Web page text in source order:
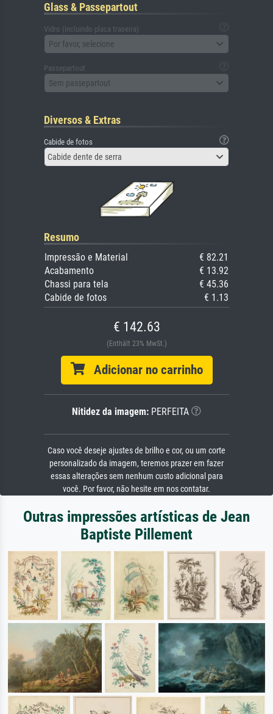
Glass & Passepartout
Vidro (incluindo placa traseira)
Por favor, selecione
Passepartout
Sem passepartout
Diversos & Extras
Cabide de fotos
Cabide dente de serra
Resumo
Impressão e Material
€ 82.21
Acabamento
€ 13.92
Chassi para tela
€ 45.36
Cabide de fotos
€ 1.13
€ 142.63
(Enthält 23% MwSt.)
Adicionar no carrinho
Nitidez da imagem: PERFEITA
Caso você deseje ajustes de brilho e cor, ou um corte
personalizado da imagem, teremos prazer em fazer
essas alterações sem nenhum custo adicional para
você. Por favor, não hesite em nos contatar.
Outras impressões artísticas de Jean
Baptiste Pillement